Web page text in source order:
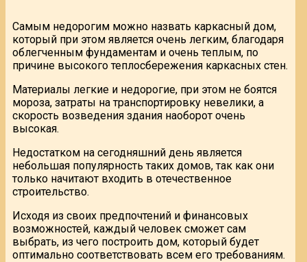
Самым недорогим можно назвать каркасный дом,
который при этом является очень легким, благодаря
облегченным фундаментам и очень теплым, по
причине высокого теплосбережения каркасных стен.
Материалы легкие и недорогие, при этом не боятся
мороза, затраты на транспортировку невелики, а
скорость возведения здания наоборот очень
высокая.
Недостатком на сегодняшний день является
небольшая популярность таких домов, так как они
только начитают входить в отечественное
строительство.
Исходя из своих предпочтений и финансовых
возможностей, каждый человек сможет сам
выбрать, из чего построить дом, который будет
оптимально соответствовать всем его требованиям.